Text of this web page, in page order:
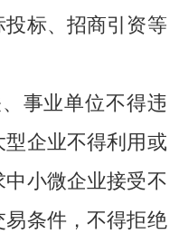
标、招商引资等
事业单位不得违
企业不得利用或
小微企业接受不
条件，不得拒绝